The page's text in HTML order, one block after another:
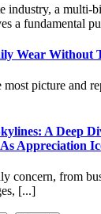
industry, a multi-
a fundamental
Wear Without
picture and
A Deep
Appreciation
concern, from
[...]